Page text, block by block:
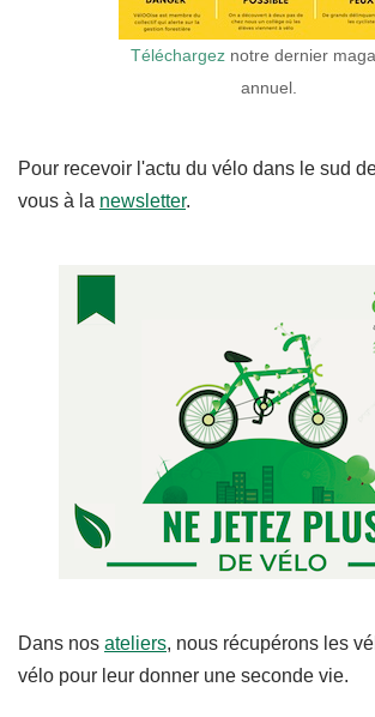
Téléchargeznotre dernier
annuel.
Pour recevoir l'actu du vélo dans le sud
vous à la newsletter.
Dans nos ateliers, nous récupérons les
vélo pour leur donner une seconde vie.